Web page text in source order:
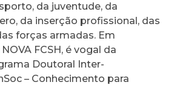
da juventude, da
da inserção profissional, das
forças armadas. Em
FCSH, é vogal da
Doutoral Inter-
– Conhecimento para